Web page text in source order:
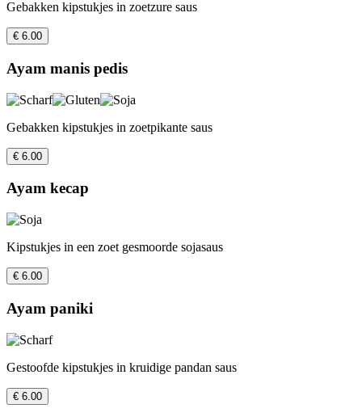
Gebakken kipstukjes in zoetzure saus
€ 6.00
Ayam manis pedis
Gebakken kipstukjes in zoetpikante saus
€ 6.00
Ayam kecap
Kipstukjes in een zoet gesmoorde sojasaus
€ 6.00
Ayam paniki
Gestoofde kipstukjes in kruidige pandan saus
€ 6.00